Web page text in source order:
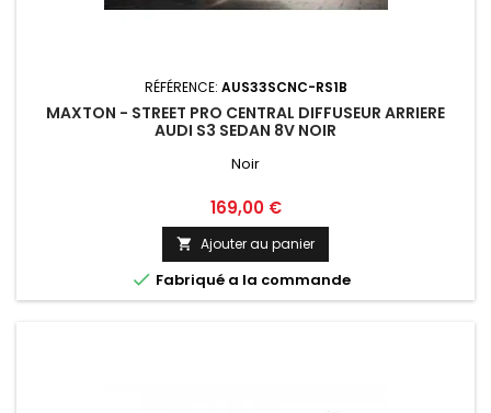
RÉFÉRENCE: AUS33SCNC-RS1B
MAXTON - STREET PRO CENTRAL DIFFUSEUR ARRIERE
AUDI S3 SEDAN 8V NOIR
Noir
Prix
169,00 €
 Ajouter au panier
 Fabriqué a la commande